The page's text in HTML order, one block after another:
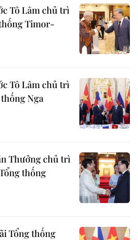
Tô Lâm chủ trì
Timor-
Tô Lâm chủ trì
Nga
Thưởng chủ trì
thống
Tổng thống